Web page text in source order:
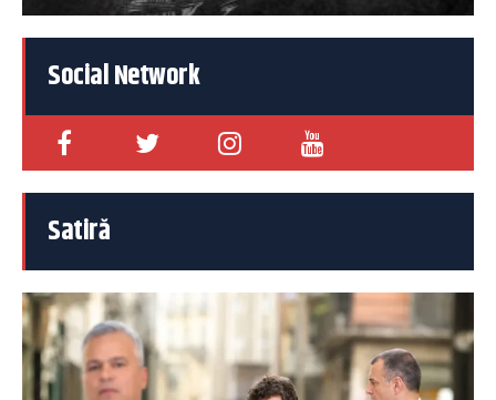
Social Network
Satiră